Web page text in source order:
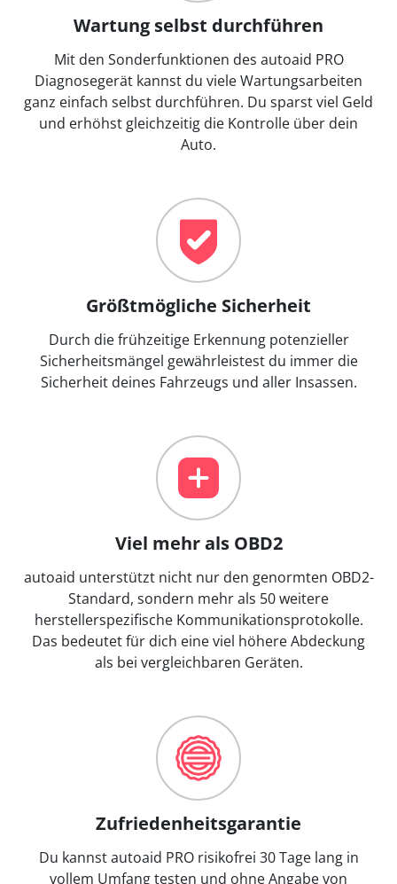
Wartung selbst durchführen
Mit den Sonderfunktionen des autoaid PRO
Diagnosegerät kannst du viele Wartungsarbeiten
ganz einfach selbst durchführen. Du sparst viel Geld
und erhöhst gleichzeitig die Kontrolle über dein
Auto.
Größtmögliche Sicherheit
Durch die frühzeitige Erkennung potenzieller
Sicherheitsmängel gewährleistest du immer die
Sicherheit deines Fahrzeugs und aller Insassen.
Viel mehr als OBD2
autoaid unterstützt nicht nur den genormten OBD2-
Standard, sondern mehr als 50 weitere
herstellerspezifische Kommunikationsprotokolle.
Das bedeutet für dich eine viel höhere Abdeckung
als bei vergleichbaren Geräten.
Zufriedenheitsgarantie
Du kannst autoaid PRO risikofrei 30 Tage lang in
vollem Umfang testen und ohne Angabe von